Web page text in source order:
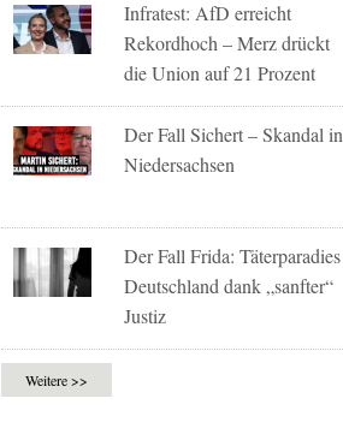
Infratest: AfD erreicht
Rekordhoch – Merz drückt
die Union auf 21 Prozent
Der Fall Sichert – Skandal in
Niedersachsen
Der Fall Frida: Täterparadies
Deutschland dank „sanfter“
Justiz
Weitere >>